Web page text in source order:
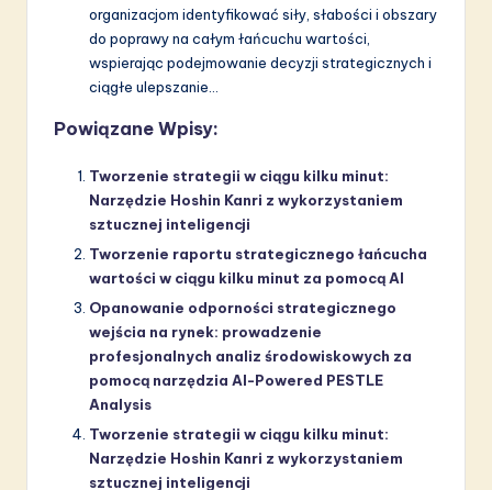
organizacjom identyfikować siły, słabości i obszary
do poprawy na całym łańcuchu wartości,
wspierając podejmowanie decyzji strategicznych i
ciągłe ulepszanie…
Powiązane Wpisy:
Tworzenie strategii w ciągu kilku minut:
Narzędzie Hoshin Kanri z wykorzystaniem
sztucznej inteligencji
Tworzenie raportu strategicznego łańcucha
wartości w ciągu kilku minut za pomocą AI
Opanowanie odporności strategicznego
wejścia na rynek: prowadzenie
profesjonalnych analiz środowiskowych za
pomocą narzędzia AI-Powered PESTLE
Analysis
Tworzenie strategii w ciągu kilku minut:
Narzędzie Hoshin Kanri z wykorzystaniem
sztucznej inteligencji